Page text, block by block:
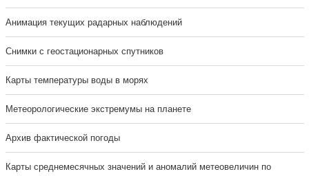
Анимация текущих радарных наблюдений
Cнимки с геостационарных спутников
Карты температуры воды в морях
Метеорологические экстремумы на планете
Архив фактической погоды
Карты среднемесячных значений и аномалий метеовеличин по